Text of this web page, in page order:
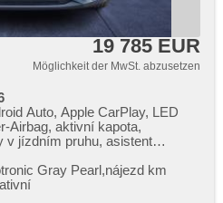
19 785 EUR
Möglichkeit der MwSt. abzusetzen
Auto, Apple CarPlay, LED
Airbag, aktivní kapota,
v jízdním pruhu, asistent
Brems-Assistent,
Gray Pearl,​nájezd km